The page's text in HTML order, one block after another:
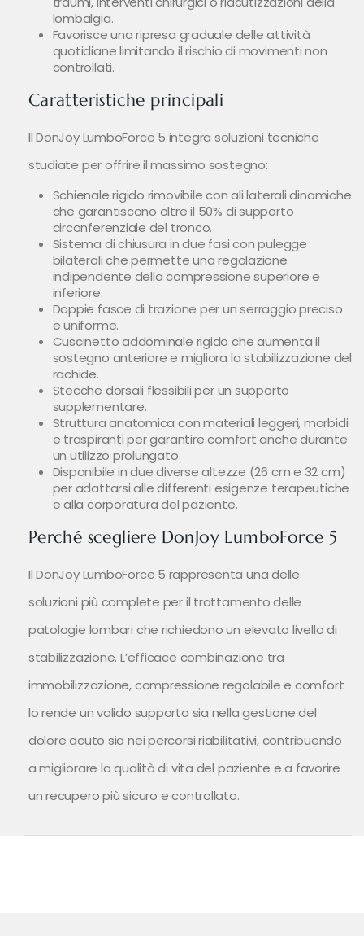
lombalgia.
Favorisce una ripresa graduale delle attività
quotidiane limitando il rischio di movimenti non
controllati.
Caratteristiche principali
Il DonJoy LumboForce 5 integra soluzioni tecniche
studiate per offrire il massimo sostegno:
Schienale rigido rimovibile con ali laterali dinamiche
che garantiscono oltre il 50% di supporto
circonferenziale del tronco.
Sistema di chiusura in due fasi con pulegge
bilaterali che permette una regolazione
indipendente della compressione superiore e
inferiore.
Doppie fasce di trazione per un serraggio preciso
e uniforme.
Cuscinetto addominale rigido che aumenta il
sostegno anteriore e migliora la stabilizzazione del
rachide.
Stecche dorsali flessibili per un supporto
supplementare.
Struttura anatomica con materiali leggeri, morbidi
e traspiranti per garantire comfort anche durante
un utilizzo prolungato.
Disponibile in due diverse altezze (26 cm e 32 cm)
per adattarsi alle differenti esigenze terapeutiche
e alla corporatura del paziente.
Perché scegliere DonJoy LumboForce 5
Il DonJoy LumboForce 5 rappresenta una delle
soluzioni più complete per il trattamento delle
patologie lombari che richiedono un elevato livello di
stabilizzazione. L’efficace combinazione tra
immobilizzazione, compressione regolabile e comfort
lo rende un valido supporto sia nella gestione del
dolore acuto sia nei percorsi riabilitativi, contribuendo
a migliorare la qualità di vita del paziente e a favorire
un recupero più sicuro e controllato.